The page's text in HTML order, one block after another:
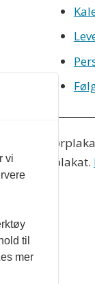
Varsom-plakat.
vi
til
mer